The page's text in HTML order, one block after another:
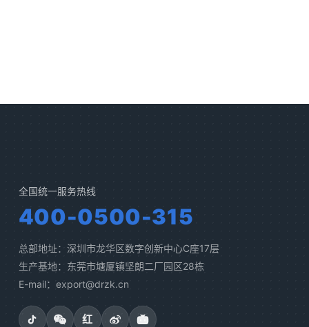
全国统一服务热线
400-0500-315
总部地址：深圳市龙华区数字创新中心C座17层
生产基地：东莞市塘厦镇坚朗二厂园区28栋
E-mail：export@drzk.cn
红